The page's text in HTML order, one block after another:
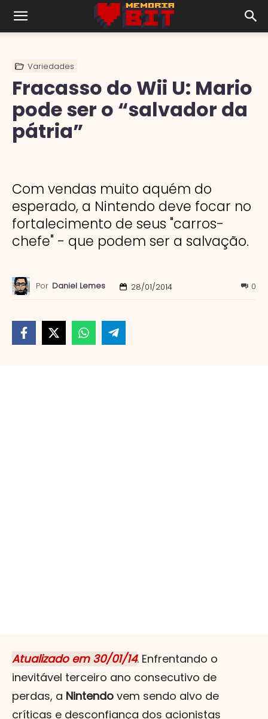
Variedades
Fracasso do Wii U: Mario
pode ser o “salvador da
pátria”
Com vendas muito aquém do
esperado, a Nintendo deve focar no
fortalecimento de seus "carros-
chefe" - que podem ser a salvação.
Por Daniel Lemes 28/01/2014 0
Atualizado em 30/01/14. Enfrentando o
inevitável terceiro ano consecutivo de
perdas, a Nintendo vem sendo alvo de
críticas e desconfiança dos acionistas